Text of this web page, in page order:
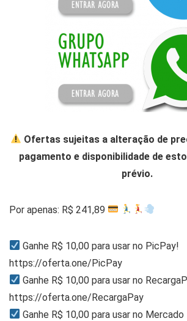
Ofertas sujeitas a alteração de
pagamento e disponibilidade de
prévio.
Por apenas: R$ 241,89
Ganhe R$ 10,00 para usar no PicPay!
https://oferta.one/PicPay
Ganhe R$ 10,00 para usar no
https://oferta.one/RecargaPay
Ganhe R$ 10,00 para usar no Mercado